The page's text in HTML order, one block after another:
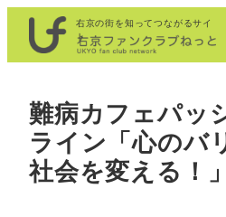
を
右京の街を知ってつながるサイ
ト
難病カフェパッ
ライン「心のバ
社会を変える！」